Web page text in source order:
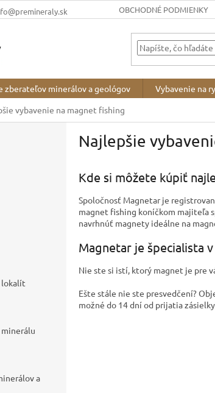
OBCHODNÉ PODMIENKY
zberateľov minerálov a geológov Vybavenie na
vybavenie na magnet fishing
lokalít
a
Najlepšie
Kde si môžete kúpiť
Spoločnosť Magnetar je
magnet fishing koníčkom majiteľa
navrhnúť magnety ideálne na
Magnetar je špecialista
Nie ste si istí, ktorý magnet je pre
Ešte stále nie ste presvedčení?
možné do 14 dní od prijatia zásielky.